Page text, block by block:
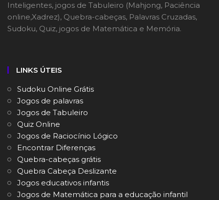
Inteligentes, jogos de Tabuleiro (Mahjong, Paciência
online,Xadrez), Quebra-cabeças, Palavras Cruzadas,
Sudoku, Quiz, jogos de Matemática e Memória.
LINKS ÚTEIS
Sudoku Online Grátis
Jogos de palavras
Jogos de Tabuleiro
Quiz Online
Jogos de Raciocínio Lógico
Encontrar Diferenças
Quebra-cabeças grátis
Quebra Cabeça Deslizante
Jogos educativos infantis
Jogos de Matemática para a educação infantil